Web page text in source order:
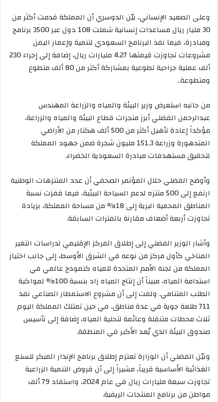
وعلى الصعيد الإنساني، بيّن الدوسري أن المملكة قدمت أكثر من
30 مليار ريال مساعدات إنسانية شملت 108 دول عبر 3500 برنامج
ومبادرة، فيما نفذ البرنامج السعودي لتنمية وإعمار اليمن
مشروعات تجاوزت قيمتها 4.27 مليارات ريال، إضافة إلى إجراء 230
ألف عملية جراحية تطوعية بمشاركة أكثر من 80 ألف متطوع
ومتطوعة..
من جانبه استعرض وزير البيئة والمياه والزراعة المهندس
عبدالرحمن الفضلي أبرز منجزات قطاع البيئة والمياه والزراعة،
مؤكداً إعادة تأهيل أكثر من 500 ألف هكتار من الأراضي
المتدهورة وزراعة 151.3 مليون شجرة ضمن جهود المملكة
لتحقيق مستهدفات مبادرة السعودية الخضراء.
وأوضح الفضلي خلال المؤتمر الصحفي أن عدد المتنزهات الوطنية
ارتفع إلى 500 متنزه لدعم السياحة البيئية، فيما قفزت نسبة
المناطق المحمية البرية إلى 18% من مساحة المملكة، بزيادة
تجاوزت أربعة أضعاف مقارنة بالفترات السابقة.
وأشار الوزير الفضلي إلى إطلاق المركز الإقليمي لدراسات التغير
المناخي كأول مركز من نوعه في الشرق الأوسط، إلى جانب اختيار
المملكة من لجنة الأمم المتحدة للمياه كنموذج عالمي في
استدامة المياه، مبيناً أن إنتاج المياه زاد بنسبة 100% لمواكبة
الطلب المتنامي. ولفت إلى أن مشروع الاستمطار الصناعي نفذ
711 طلعة جوية في عدة مناطق، في حين تمتلك المملكة اليوم
ثلاث محطات متنقلة وعائمة لتحلية المياه، إضافة إلى تأسيس
صندوق البيئة الذي يُعد الأكبر في المنطقة.
وبيّن الفضلي أن الوزارة تعتزم إطلاق برنامج الإنذار المبكر للسلع
الغذائية الأساسية قريباً، مشيراً إلى أن قروض التنمية الزراعية
تجاوزت سبعة مليارات ريال في عام 2024، واستفاد 79 ألف
مواطن من برنامج المنتجات الريفية.